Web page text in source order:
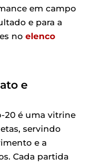
em campo
e para a
no elenco
e
20 é uma vitrine
servindo
e a
Cada partida